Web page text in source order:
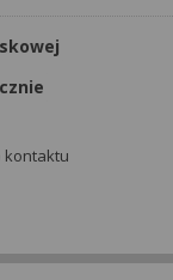
kontaktu